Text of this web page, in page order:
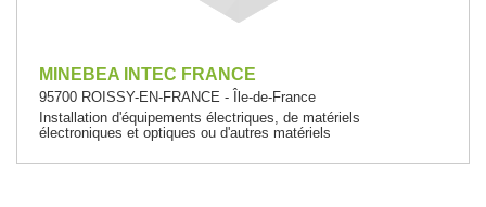
MINEBEA INTEC FRANCE
95700 ROISSY-EN-FRANCE - Île-de-France
Installation d'équipements électriques, de matériels
électroniques et optiques ou d'autres matériels